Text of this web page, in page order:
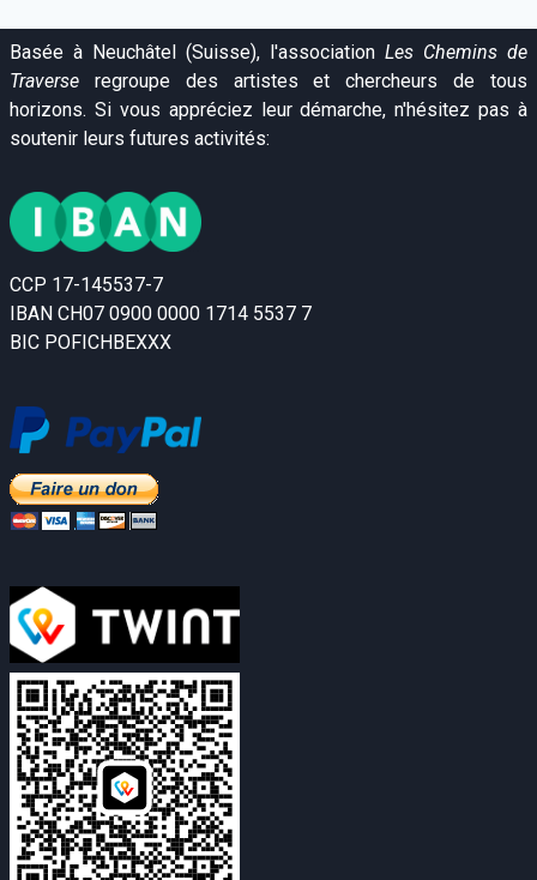
Basée à Neuchâtel (Suisse), l'association Les Chemins de
Traverse regroupe des artistes et chercheurs de tous
horizons. Si vous appréciez leur démarche, n'hésitez pas à
soutenir leurs futures activités:
CCP 17-145537-7
IBAN CH07 0900 0000 1714 5537 7
BIC POFICHBEXXX